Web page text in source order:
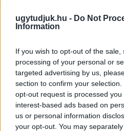
ugytudjuk.hu - Do Not
Information
If you wish to opt-out of the
processing of your personal or
targeted advertising by us,
section to confirm your
opt-out request is processed
interest-based ads based on
us or personal information
your opt-out. You may
ÖRÖMHÍR: TÍZ ÉVE NEM
INFLÁCIÓ
Júliusban mindössze 1,2